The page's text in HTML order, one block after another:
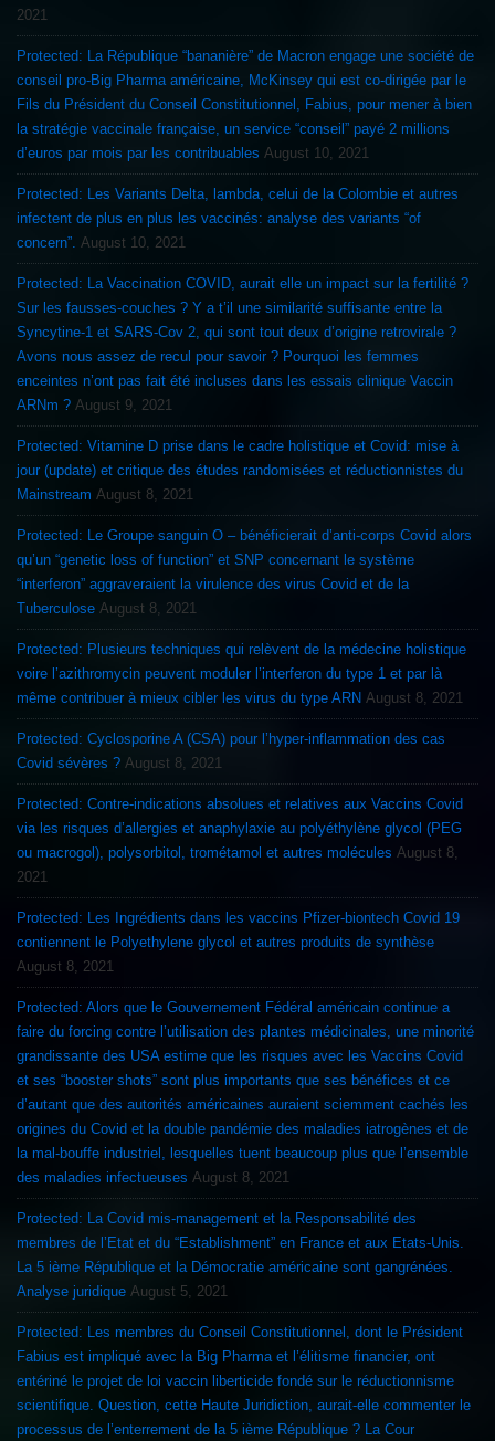
2021
Protected: La République “bananière” de Macron engage une société de
conseil pro-Big Pharma américaine, McKinsey qui est co-dirigée par le
Fils du Président du Conseil Constitutionnel, Fabius, pour mener à bien
la stratégie vaccinale française, un service “conseil” payé 2 millions
d’euros par mois par les contribuables August 10, 2021
Protected: Les Variants Delta, lambda, celui de la Colombie et autres
infectent de plus en plus les vaccinés: analyse des variants “of
concern”. August 10, 2021
Protected: La Vaccination COVID, aurait elle un impact sur la fertilité ?
Sur les fausses-couches ? Y a t’il une similarité suffisante entre la
Syncytine-1 et SARS-Cov 2, qui sont tout deux d’origine retrovirale ?
Avons nous assez de recul pour savoir ? Pourquoi les femmes
enceintes n’ont pas fait été incluses dans les essais clinique Vaccin
ARNm ? August 9, 2021
Protected: Vitamine D prise dans le cadre holistique et Covid: mise à
jour (update) et critique des études randomisées et réductionnistes du
Mainstream August 8, 2021
Protected: Le Groupe sanguin O – bénéficierait d’anti-corps Covid alors
qu’un “genetic loss of function” et SNP concernant le système
“interferon” aggraveraient la virulence des virus Covid et de la
Tuberculose August 8, 2021
Protected: Plusieurs techniques qui relèvent de la médecine holistique
voire l’azithromycin peuvent moduler l’interferon du type 1 et par là
même contribuer à mieux cibler les virus du type ARN August 8, 2021
Protected: Cyclosporine A (CSA) pour l’hyper-inflammation des cas
Covid sévères ? August 8, 2021
Protected: Contre-indications absolues et relatives aux Vaccins Covid
via les risques d’allergies et anaphylaxie au polyéthylène glycol (PEG
ou macrogol), polysorbitol, trométamol et autres molécules August 8,
2021
Protected: Les Ingrédients dans les vaccins Pfizer-biontech Covid 19
contiennent le Polyethylene glycol et autres produits de synthèse
August 8, 2021
Protected: Alors que le Gouvernement Fédéral américain continue a
faire du forcing contre l’utilisation des plantes médicinales, une minorité
grandissante des USA estime que les risques avec les Vaccins Covid
et ses “booster shots” sont plus importants que ses bénéfices et ce
d’autant que des autorités américaines auraient sciemment cachés les
origines du Covid et la double pandémie des maladies iatrogènes et de
la mal-bouffe industriel, lesquelles tuent beaucoup plus que l’ensemble
des maladies infectueuses August 8, 2021
Protected: La Covid mis-management et la Responsabilité des
membres de l’Etat et du “Establishment” en France et aux Etats-Unis.
La 5 ième République et la Démocratie américaine sont gangrénées.
Analyse juridique August 5, 2021
Protected: Les membres du Conseil Constitutionnel, dont le Président
Fabius est impliqué avec la Big Pharma et l’élitisme financier, ont
entériné le projet de loi vaccin liberticide fondé sur le réductionnisme
scientifique. Question, cette Haute Juridiction, aurait-elle commenter le
processus de l’enterrement de la 5 ième République ? La Cour